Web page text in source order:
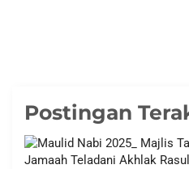
Postingan